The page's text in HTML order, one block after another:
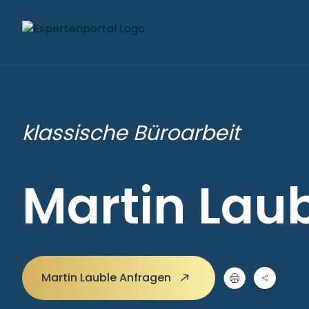
klassische Büroarbeit
Martin
Martin Lauble Anfragen